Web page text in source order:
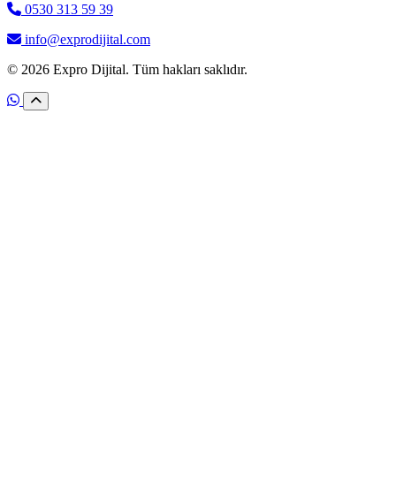
0530 313 59 39
info@exprodijital.com
© 2026 Expro Dijital. Tüm hakları saklıdır.